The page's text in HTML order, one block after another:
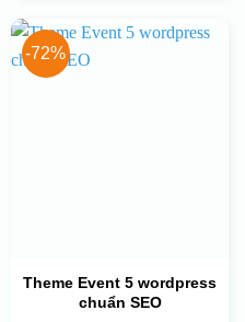
₫.
-72%
Theme Event 5 wordpress
chuẩn SEO